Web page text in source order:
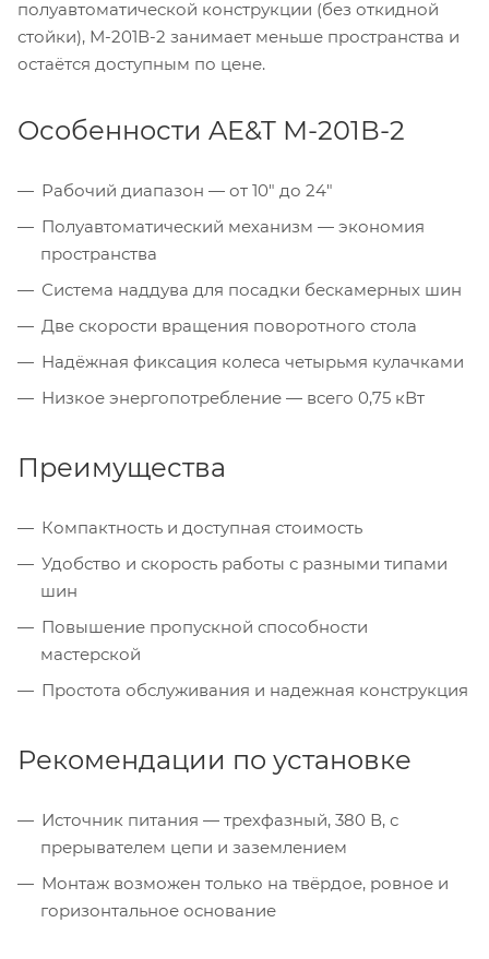
полуавтоматической конструкции (без откидной
стойки), М-201В-2 занимает меньше пространства и
остаётся доступным по цене.
Особенности AE&T М-201В-2
Рабочий диапазон — от 10" до 24"
Полуавтоматический механизм — экономия
пространства
Система наддува для посадки бескамерных шин
Две скорости вращения поворотного стола
Надёжная фиксация колеса четырьмя кулачками
Низкое энергопотребление — всего 0,75 кВт
Преимущества
Компактность и доступная стоимость
Удобство и скорость работы с разными типами
шин
Повышение пропускной способности
мастерской
Простота обслуживания и надежная конструкция
Рекомендации по установке
Источник питания — трехфазный, 380 В, с
прерывателем цепи и заземлением
Монтаж возможен только на твёрдое, ровное и
горизонтальное основание